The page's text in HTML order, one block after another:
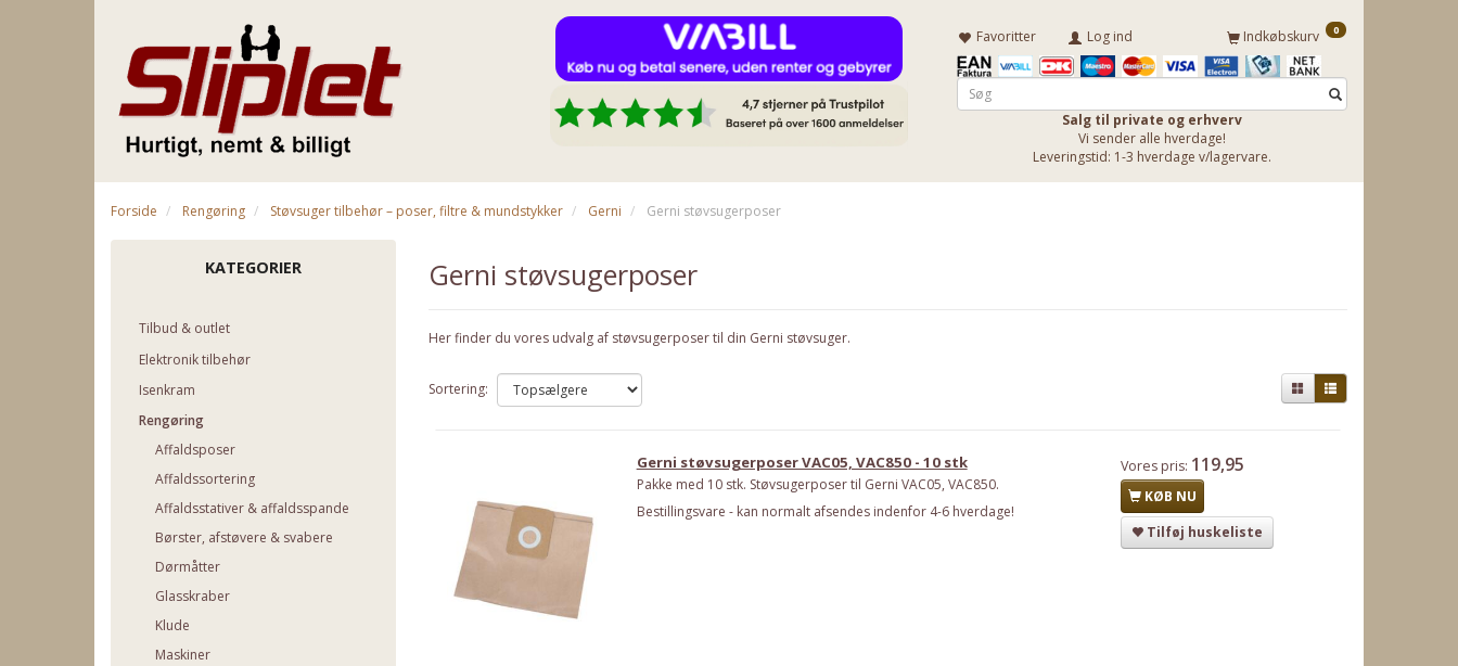
Indkøbskurv 0
Favoritter Log ind
Salg til private og erhverv
Vi sender alle hverdage!
Leveringstid: 1-3 hverdage v/lagervare.
Forside Rengøring Støvsuger tilbehør – poser, filtre & mundstykker Gerni Gerni støvsugerposer
KATEGORIER
Tilbud & outlet
Elektronik tilbehør
Isenkram
Rengøring
Affaldsposer
Affaldssortering
Affaldsstativer & affaldsspande
Børster, afstøvere & svabere
Dørmåtter
Glasskraber
Klude
Maskiner
Gerni støvsugerposer
Her finder du vores udvalg af støvsugerposer til din Gerni støvsuger.
Sortering:
Gerni støvsugerposer VAC05, VAC850 - 10 stk
Pakke med 10 stk. Støvsugerposer til Gerni VAC05, VAC850.
Bestillingsvare - kan normalt afsendes indenfor 4-6 hverdage!
Vores pris: 119,95
KØB NU
Tilføj huskeliste